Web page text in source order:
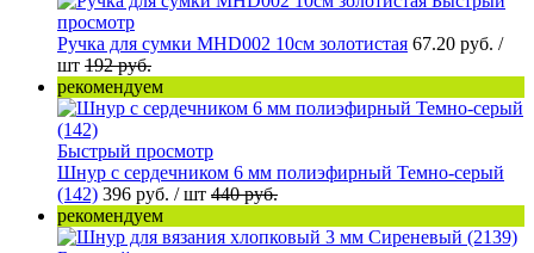
просмотр
Ручка для сумки MHD002 10см золотистая 67.20 руб. /
шт 192 руб.
рекомендуем
Быстрый просмотр
Шнур с сердечником 6 мм полиэфирный Темно-серый
(142) 396 руб. / шт 440 руб.
рекомендуем